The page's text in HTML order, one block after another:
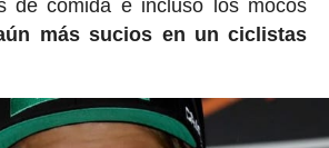
de comida e incluso los mocos
más sucios en un ciclistas